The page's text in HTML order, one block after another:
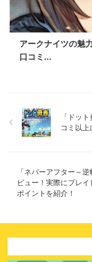
アークナイツの魅
口コミ...
「ドッ
コミ以上
「ネバーアフター～
ビュー！実際にプレ
ポイントを紹介！